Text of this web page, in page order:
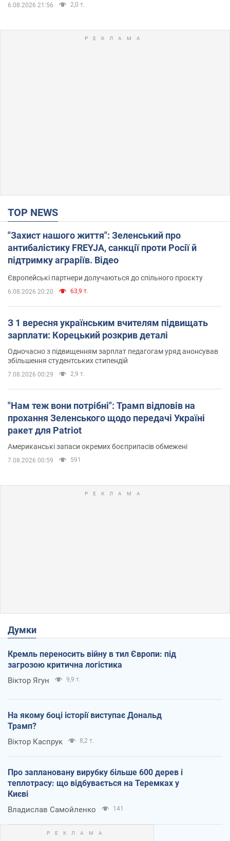
6.08.2026 21:56 2,0 т.
TOP NEWS
"Захист нашого життя": Зеленський про
антибалістику FREYJA, санкції проти Росії й
підтримку аграріїв. Відео
Європейські партнери долучаються до спільного проєкту
6.08.2026 20:20 63,9 т.
З 1 вересня українським вчителям підвищать
зарплати: Корецький розкрив деталі
Одночасно з підвищенням зарплат педагогам уряд анонсував
збільшення студентських стипендій
7.08.2026 00:29 2,9 т.
"Нам теж вони потрібні": Трамп відповів на
прохання Зеленського щодо передачі Україні
ракет для Patriot
Американські запаси окремих боєприпасів обмежені
7.08.2026 00:59 591
Думки
Кремль переносить війну в тил Європи: під
загрозою критична логістика
Віктор Ягун 9,9 т.
На якому боці історії виступає Дональд
Трамп?
Віктор Каспрук 8,2 т.
Про заплановану вирубку більше 600 дерев і
теплотрасу: що відбувається на Теремках у
Києві
Владислав Самойленко 141